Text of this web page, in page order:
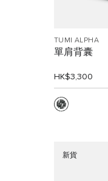
TUMI ALPHA
單肩背囊
HK$3,300
新貨